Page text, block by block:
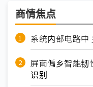
商情焦点
系统内部电路中
屏南偏乡智能韧
识别